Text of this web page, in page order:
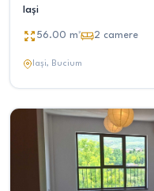
Iași
56.00 m² 2 camere
Iași, Bucium